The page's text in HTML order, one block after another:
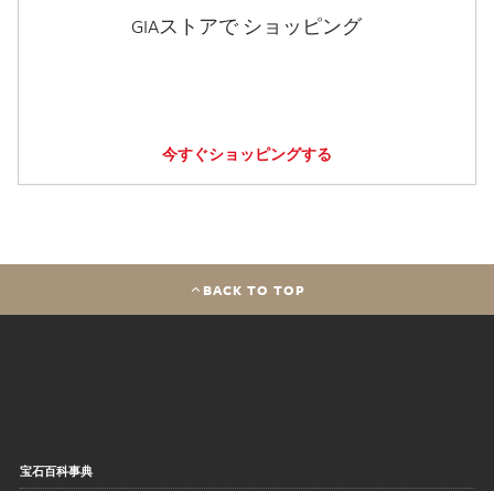
GIAストアで ショッピング
今すぐショッピングする
BACK TO TOP
宝石百科事典